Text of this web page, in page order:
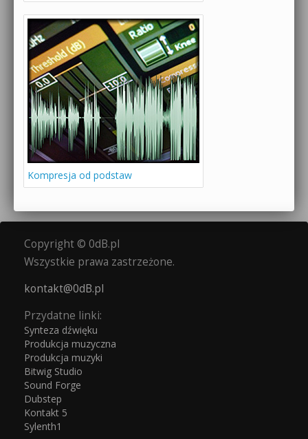
Kompresja od podstaw
Copyright © 0dB.pl
Wszystkie prawa zastrzeżone.
kontakt@0dB.pl
Przydatne linki:
Synteza dźwięku
Produkcja muzyczna
Produkcja muzyki
Bitwig Studio
Sound Forge
Dubstep
Kontakt 5
Sylenth1